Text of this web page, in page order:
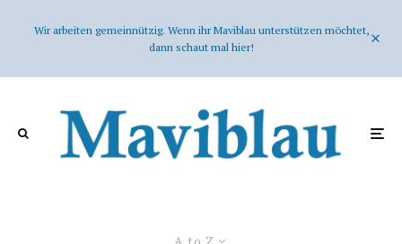
Wir arbeiten gemeinnützig. Wenn ihr Maviblau unterstützen möchtet,
dann schaut mal hier!